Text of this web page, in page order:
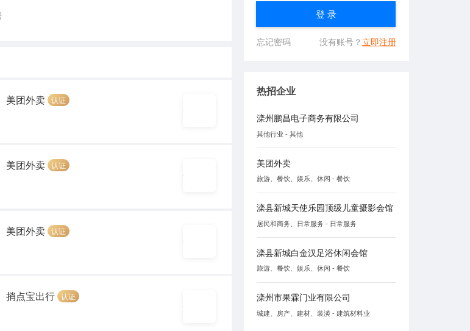
美团外卖 认证
美团外卖 认证
美团外卖 认证
捎点宝出行 认证
登 录
忘记密码 没有账号？ 立即注册
热招企业
滦州鹏昌电子商务有限公司
其他行业 - 其他
美团外卖
旅游、餐饮、娱乐、休闲 - 餐饮
滦县新城天使乐园顶级儿童摄影会馆
居民和商务、日常服务 - 日常服务
滦县新城白金汉足浴休闲会馆
旅游、餐饮、娱乐、休闲 - 餐饮
滦州市果霖门业有限公司
城建、房产、建材、装潢 - 建筑材料业